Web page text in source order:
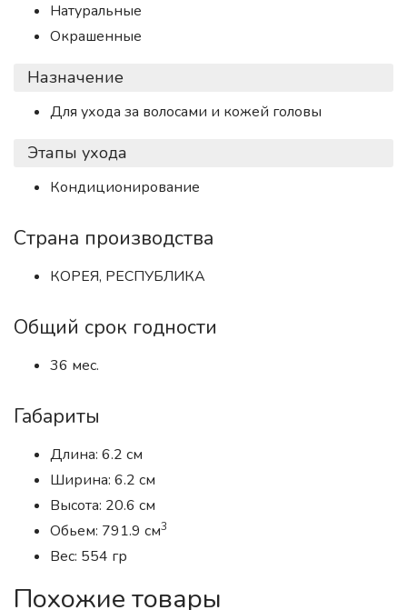
Натуральные
Окрашенные
Назначение
Для ухода за волосами и кожей головы
Этапы ухода
Кондиционирование
Страна производства
КОРЕЯ, РЕСПУБЛИКА
Общий срок годности
36 мес.
Габариты
Длина: 6.2 см
Ширина: 6.2 см
Высота: 20.6 см
Обьем: 791.9 см3
Вес: 554 гр
Похожие товары